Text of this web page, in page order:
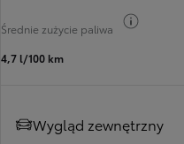
Średnie zużycie paliwa
4,7 l/100 km
Wygląd zewnętrzny